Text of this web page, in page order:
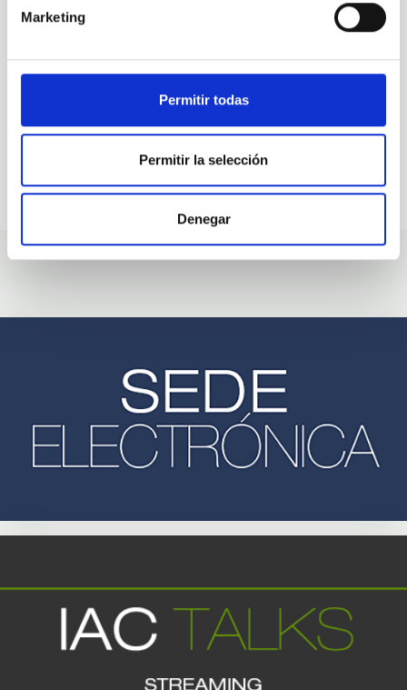
Marketing
Permitir todas
Permitir la selección
Denegar
looking for people with
talent.